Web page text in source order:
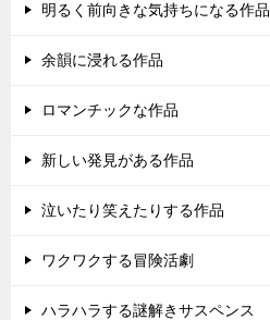
明るく前向きな気持ちになる作品
余韻に浸れる作品
ロマンチックな作品
新しい発見がある作品
泣いたり笑えたりする作品
ワクワクする冒険活劇
ハラハラする謎解きサスペンス